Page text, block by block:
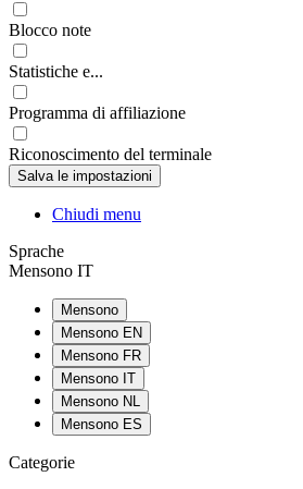
Blocco note
Statistiche e...
Programma di affiliazione
Riconoscimento del terminale
Chiudi menu
Sprache
Mensono IT
Mensono
Mensono EN
Mensono FR
Mensono IT
Mensono NL
Mensono ES
Categorie